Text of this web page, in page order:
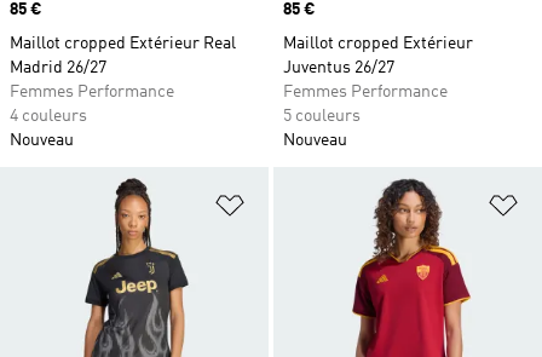
Prix
85 €
Maillot cropped Extérieur Real
Madrid 26/27
Femmes Performance
4 couleurs
Nouveau
Prix
85 €
Maillot cropped Extérieur
Juventus 26/27
Femmes Performance
5 couleurs
Nouveau
Ajouter à la Liste de produits